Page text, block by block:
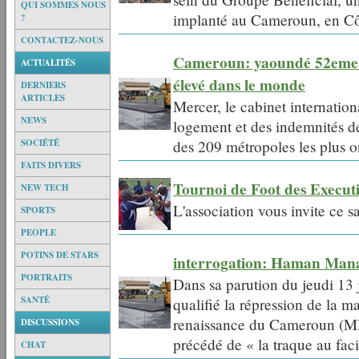
QUI SOMMES NOUS
?
CONTACTEZ-NOUS
ACTUALITÉS
DERNIERS
ARTICLES
NEWS
SOCIÉTÉ
FAITS DIVERS
NEW TECH
SPORTS
PEOPLE
POTINS DE STARS
PORTRAITS
SANTÉ
DISCUSSIONS
CHAT
implanté au Cameroun, en
Cameroun: yaoundé
élevé dans le monde
Mercer, le cabinet
logement et des indemnités
des 209 métropoles les plus
Tournoi de Foot des
L'association vous invite ce
interrogation: Haman
Dans sa parution du jeudi
qualifié la répression de la
renaissance du Cameroun
précédé de « la traque au